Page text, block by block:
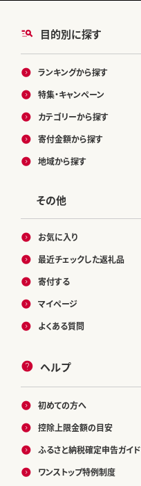
目的別に探す
ランキングから探す
特集・キャンペーン
カテゴリーから探す
寄付金額から探す
地域から探す
その他
お気に入り
最近チェックした返礼品
寄付する
マイページ
よくある質問
ヘルプ
初めての方へ
控除上限金額の目安
ふるさと納税確定申告ガイド
ワンストップ特例制度